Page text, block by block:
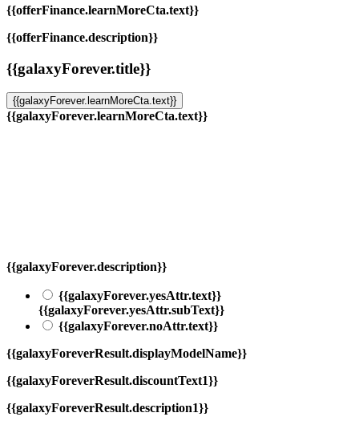
{{offerFinance.learnMoreCta.text}}
{{offerFinance.description}}
{{galaxyForever.title}}
{{galaxyForever.learnMoreCta.text}}
{{galaxyForever.learnMoreCta.text}}
{{galaxyForever.description}}
{{galaxyForever.yesAttr.text}}
{{galaxyForever.yesAttr.subText}}
{{galaxyForever.noAttr.text}}
{{galaxyForeverResult.displayModelName}}
{{galaxyForeverResult.discountText1}}
{{galaxyForeverResult.description1}}